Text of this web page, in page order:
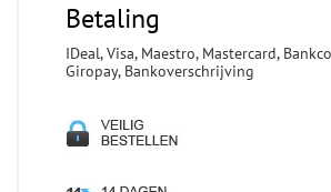
Betaling
IDeal, Visa, Maestro, Mastercard,
Giropay, Bankoverschrijving